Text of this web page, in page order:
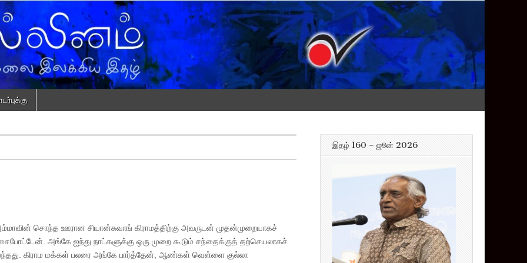
சொந்த ஊரான சியான்சுவாங் கிராமத்திற்கு அவருடன் முதன்முறையாகச்
அங்கே ஐந்து நாட்களுக்கு ஒரு முறை கூடும் சந்தைக்குத் தற்செயலாகச்
வந்தது. கிராம மக்கள் பலரை அங்கே பார்த்தேன், ஆண்கள் வெள்ளை குல்லா
இதழ் 160 – ஜூன் 2026